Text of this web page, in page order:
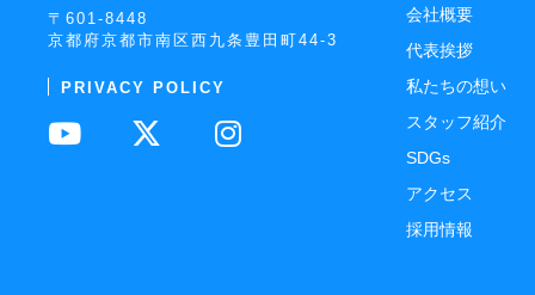
〒601-8448
京都府京都市南区西九条豊田町44-3
PRIVACY POLICY
会社概要
代表挨拶
私たちの想い
スタッフ紹介
SDGs
アクセス
採用情報